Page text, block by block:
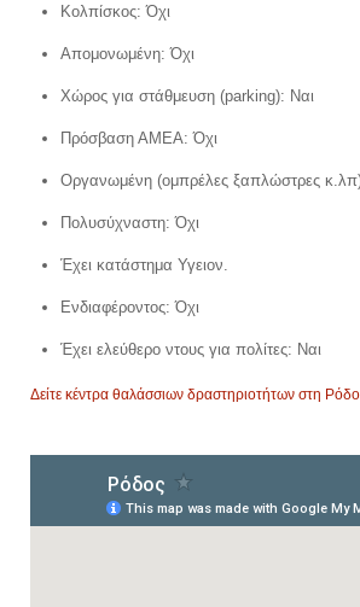
Κολπίσκος: Όχι
Απομονωμένη: Όχι
Χώρος για στάθμευση (parking): Ναι
Πρόσβαση ΑΜΕΑ: Όχι
Οργανωμένη (ομπρέλες ξαπλώστρες
Πολυσύχναστη: Όχι
Έχει κατάστημα Υγειον.
Ενδιαφέροντος: Όχι
Έχει ελεύθερο ντους για πολίτες: Ναι
Δείτε κέντρα θαλάσσιων δραστηριοτήτων στη Ρόδο